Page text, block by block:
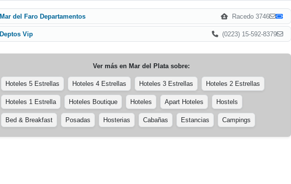
Mar del Faro Departamentos Racedo 3746
Deptos Vip (0223) 15-592-8379
Ver más en Mar del Platasobre:
Hoteles 5 Estrellas Hoteles 4 Estrellas Hoteles 3 Estrellas Hoteles 2 Estrellas
Hoteles 1 Estrella Hoteles Boutique Hoteles Apart Hoteles Hostels
Bed & Breakfast Posadas Hosterias Cabañas Estancias Campings